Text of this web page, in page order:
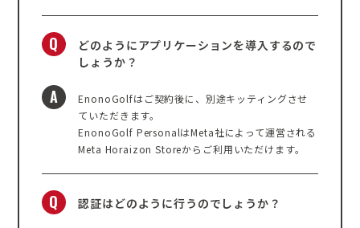
Q
どのようにアプリケーションを導入するので
しょうか？
A
EnonoGolfはご契約後に、別途キッティングさせ
ていただきます。
EnonoGolf PersonalはMeta社によって運営される
Meta Horaizon Storeからご利用いただけます。
Q 認証はどのように行うのでしょうか？